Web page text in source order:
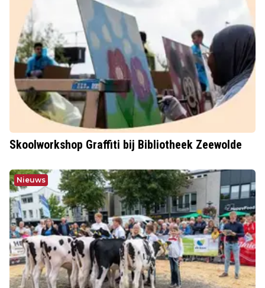
Skoolworkshop Graffiti bij Bibliotheek Zeewolde
Nieuws